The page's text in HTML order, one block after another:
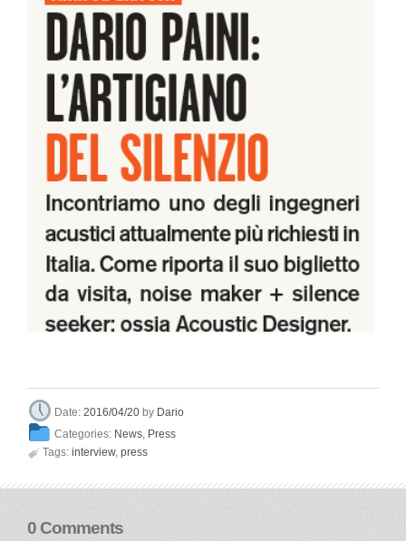
Date:2016/04/20 by Dario
Categories: News Press
 Tags: interview, press
0 Comments